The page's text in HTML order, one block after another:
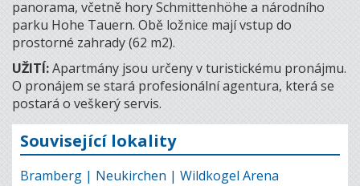
panorama, včetně hory Schmittenhöhe a národního
parku Hohe Tauern. Obě ložnice mají vstup do
prostorné zahrady (62 m2).
UŽITÍ:Apartmány jsou určeny v turistickému pronájmu.
O pronájem se stará profesionální agentura, která se
postará o veškerý servis.
Související lokality
Bramberg | Neukirchen | Wildkogel Arena